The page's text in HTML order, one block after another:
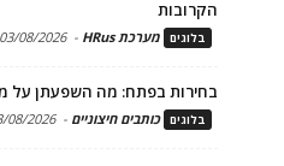
הקרובות
בלוגים מערכת HRus -
03/08/2026
בחירות בפתח: מה השפעתן על
בלוגים כותבים חיצוניים -
08/2026